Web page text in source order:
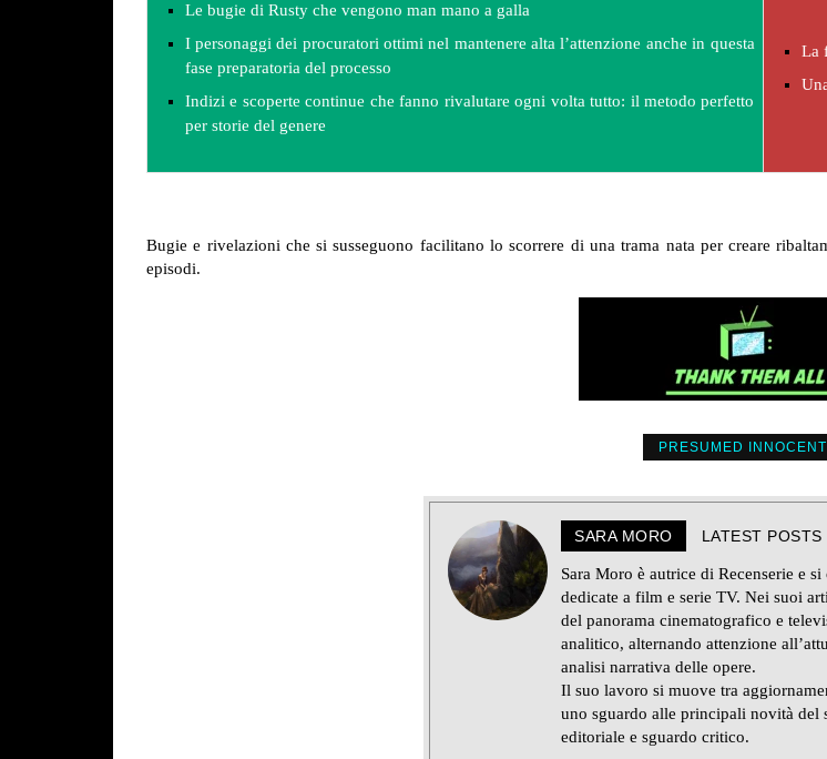
Le bugie di Rusty che vengono man mano a galla
I personaggi dei procuratori ottimi nel mantenere alta l’attenzione anche in questa
fase preparatoria del processo
Indizi e scoperte continue che fanno rivalutare ogni volta tutto: il metodo perfetto
per storie del genere
La
Bugie e rivelazioni che si susseguono facilitano lo scorrere di una trama nata per creare
episodi.
PRESUMED INNOCENT
SARA MORO LATEST POSTS
Sara Moro è autrice di Recenserie e
dedicate a film e serie TV. Nei suoi
del panorama cinematografico e
analitico, alternando attenzione
analisi narrativa delle opere.
Il suo lavoro si muove tra
uno sguardo alle principali novità del
editoriale e sguardo critico.